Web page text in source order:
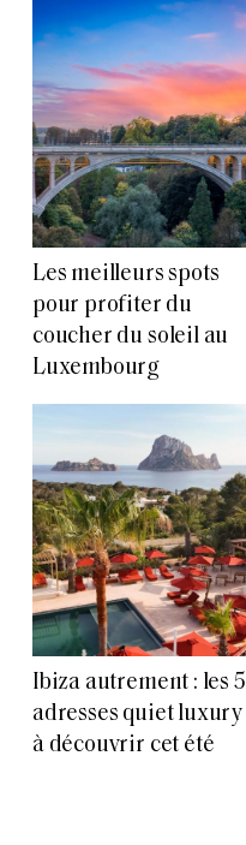
Les meilleurs spots
pour profiter du
coucher du soleil au
Luxembourg
Ibiza autrement : les 5
adresses quiet luxury
à découvrir cet été